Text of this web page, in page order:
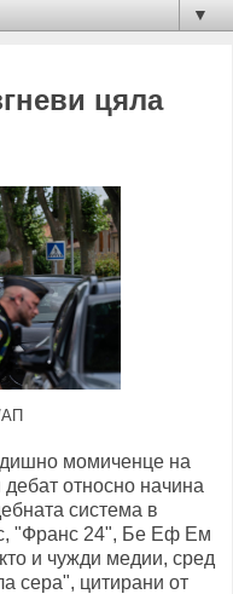
▼
цяла
момиченце на
дебат относно начина
система в
"Франс 24", Бе Еф Ем
и чужди медии, сред
сера", цитирани от